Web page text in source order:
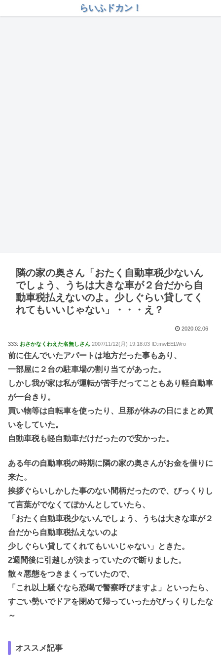
らいふドカン！
隣の家の奥さん「おたく自動車税少ないん
でしょう、うちは大きな車が２台だから自
動車税払えないのよ。少しぐらい貸してく
れてもいいじゃない」・・・え？
2020.02.06
333: おさかなくわえた名無しさん 2007/11/12(月) 19:18:03 ID:mwEELWro
前に住んでいたアパートは地方だった事もあり、
一部屋に２台の駐車場の割り当てがあった。
しかし我が家は私が運転が苦手だってこともあり軽自動車
が一台きり。
買い物等は自転車を使ったり、旦那が休みの日にまとめ買
いをしていた。
自動車税も軽自動車だけだったので安かった。
ある年の自動車税の時期に隣の家の奥さんがお金を借りに
来た。
挨拶ぐらいしかした事のない間柄だったので、びっくりし
て言葉がでなくてぽかんとしていたら、
「おたく自動車税少ないんでしょう、うちは大きな車が２
台だから自動車税払えないのよ
少しぐらい貸してくれてもいいじゃない」ときた。
2週間後に引越しが決まっていたので断りました。
散々悪態をつきまくっていたので、
「これ以上騒ぐなら恐喝で警察呼びますよ」といったら、
すごい勢いでドアを閉めて帰っていったがびっくりしたな
～
オススメ記事